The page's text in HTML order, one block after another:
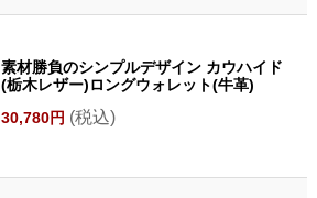
素材勝負のシンプルデザイン カウハイド
(栃木レザー)ロングウォレット(牛革)
30,780円 (税込)